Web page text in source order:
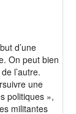
d’une
On peut bien
l’autre.
une
politiques »,
militantes